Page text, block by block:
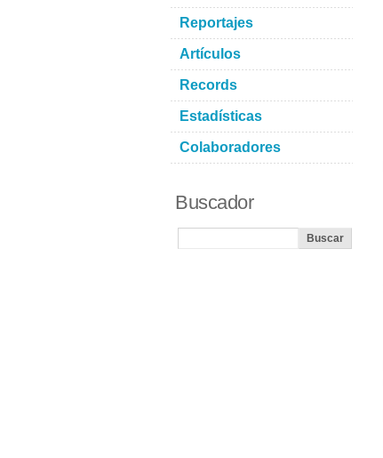
Reportajes
Artículos
Records
Estadísticas
Colaboradores
Buscador